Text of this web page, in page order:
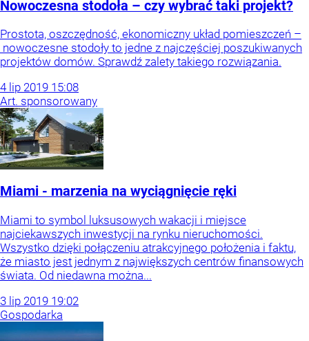
Nowoczesna stodoła – czy wybrać taki projekt?
Prostota, oszczędność, ekonomiczny układ pomieszczeń –
nowoczesne stodoły to jedne z najczęściej poszukiwanych
projektów domów. Sprawdź zalety takiego rozwiązania.
4 lip 2019 15:08
Art. sponsorowany
Miami - marzenia na wyciągnięcie ręki
Miami to symbol luksusowych wakacji i miejsce
najciekawszych inwestycji na rynku nieruchomości.
Wszystko dzięki połączeniu atrakcyjnego położenia i faktu,
że miasto jest jednym z największych centrów finansowych
świata. Od niedawna można...
3 lip 2019 19:02
Gospodarka